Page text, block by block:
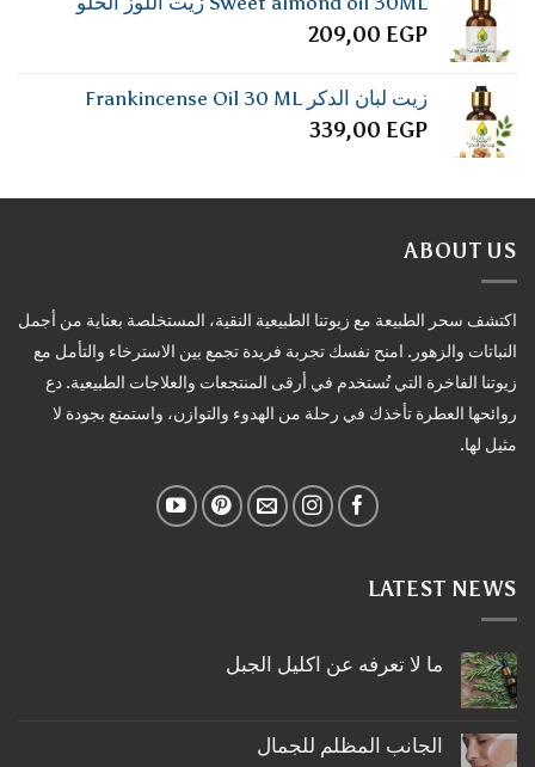
5
209,00 EGP
زيت لبان الدكر Frankincense Oil 30 ML
339,00 EGP
ABOUT US
اكتشف سحر الطبيعة مع زيوتنا الطبيعية النقية، المستخلصة بعناية من أجمل
النباتات والزهور. امنح نفسك تجربة فريدة تجمع بين الاسترخاء والتأمل مع
زيوتنا الفاخرة التي تُستخدم في أرقى المنتجعات والعلاجات الطبيعية. دع
روائحها العطرة تأخذك في رحلة من الهدوء والتوازن، واستمتع بجودة لا
مثيل لها.
LATEST NEWS
ما لا تعرفه عن اكليل الجبل
على
ماالجانب المظلم للجمال